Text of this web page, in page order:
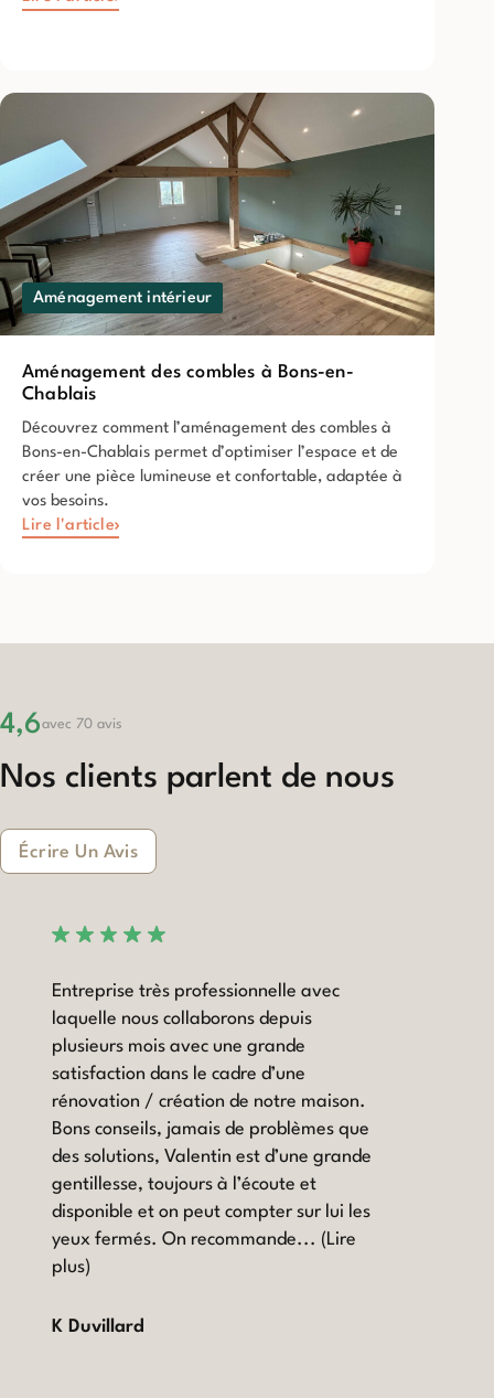
Aménagement intérieur
Aménagement des combles à Bons-en-
Chablais
Découvrez comment l’aménagement des combles à
Bons-en-Chablais permet d’optimiser l’espace et de
créer une pièce lumineuse et confortable, adaptée à
vos besoins.
Lire l'article
Entreprise très professionnelle avec
laquelle nous collaborons depuis
plusieurs mois avec une grande
satisfaction dans le cadre d’une
rénovation / création de notre maison.
Bons conseils, jamais de problèmes que
des solutions, Valentin est d’une grande
gentillesse, toujours à l’écoute et
disponible et on peut compter sur lui les
yeux fermés. On recommande... (Lire
plus)
K Duvillard
4,6avec 70 avis
Nos clients parlent de nous
Écrire Un Avis